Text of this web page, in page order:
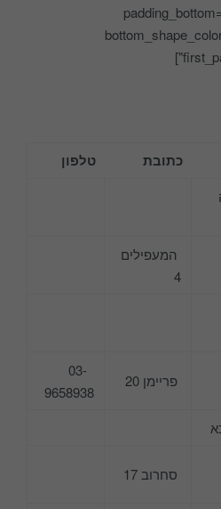
כתובת טלפון
המעפילים
4
פריימן 20
03-
9658938
סחרוב 17